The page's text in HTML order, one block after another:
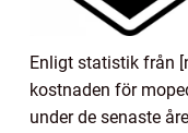
Enligt statistik från
kostnaden för
under de senaste